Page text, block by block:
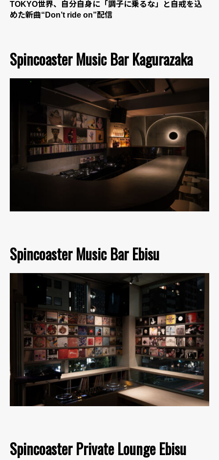
TOKYO世界、自分自身に「調子に乗るな」と自戒を込
めた新曲“Don’t ride on”配信
Spincoaster Music Bar Kagurazaka
Spincoaster Music Bar Ebisu
Spincoaster Private Lounge Ebisu